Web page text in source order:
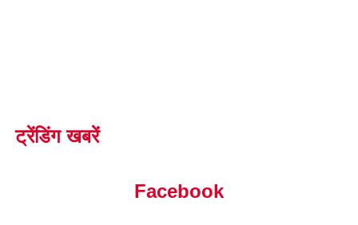
ट्रेंडिंग खबरें
Facebook